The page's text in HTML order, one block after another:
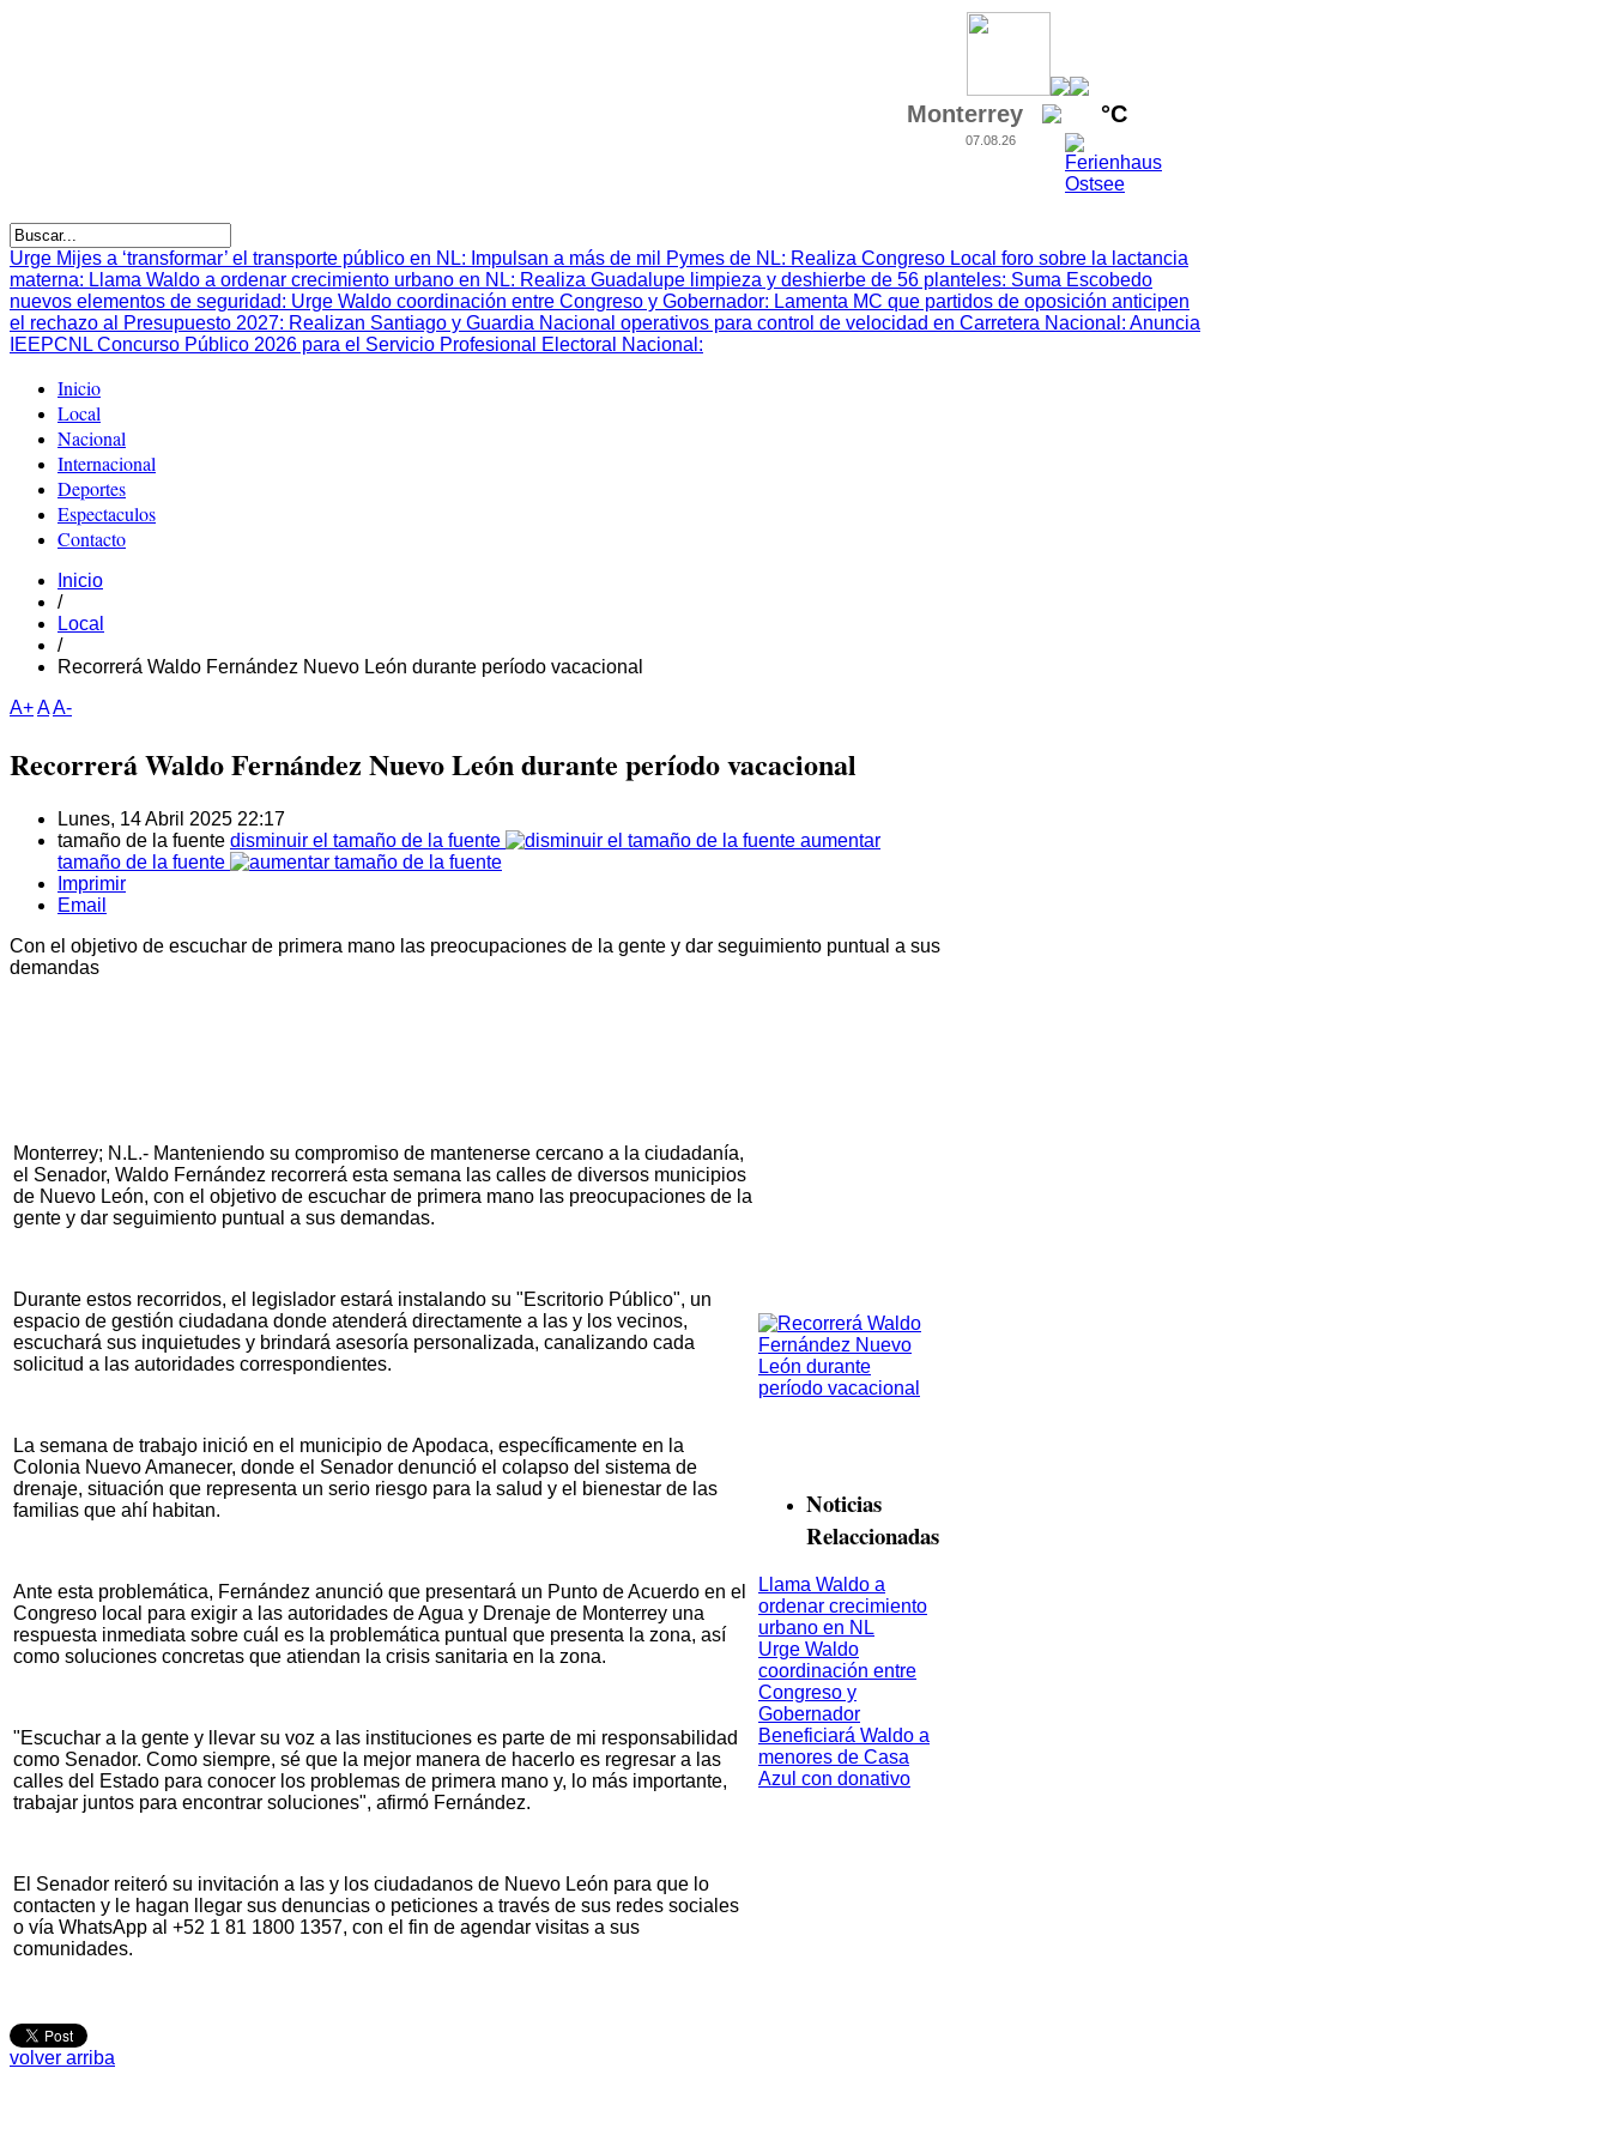
Monterrey °C
07.08.26
Urge Mijes a ‘transformar’ el transporte público en NL: Impulsan a más de mil Pymes de NL: Realiza Congreso Local foro sobre la lactancia
materna: Llama Waldo a ordenar crecimiento urbano en NL: Realiza Guadalupe limpieza y deshierbe de 56 planteles: Suma Escobedo
nuevos elementos de seguridad: Urge Waldo coordinación entre Congreso y Gobernador: Lamenta MC que partidos de oposición anticipen
el rechazo al Presupuesto 2027: Realizan Santiago y Guardia Nacional operativos para control de velocidad en Carretera Nacional : Anuncia
IEEPCNL Concurso Público 2026 para el Servicio Profesional Electoral Nacional :
Inicio
Local
Nacional
Internacional
Deportes
Espectaculos
Contacto
Inicio
/
Local
/
Recorrerá Waldo Fernández Nuevo León durante período vacacional
A+AA-
Recorrerá Waldo Fernández Nuevo León durante período vacacional
Lunes, 14 Abril 2025 22:17
tamaño de la fuente disminuir el tamaño de la fuente
aumentar
tamaño de la fuente
Imprimir
Email
Con el objetivo de escuchar de primera mano las preocupaciones de la gente y dar seguimiento puntual a sus
demandas
Monterrey; N.L.- Manteniendo su compromiso de mantenerse cercano a la ciudadanía,
el Senador, Waldo Fernández recorrerá esta semana las calles de diversos municipios
de Nuevo León, con el objetivo de escuchar de primera mano las preocupaciones de la
gente y dar seguimiento puntual a sus demandas.
Durante estos recorridos, el legislador estará instalando su "Escritorio Público", un
espacio de gestión ciudadana donde atenderá directamente a las y los vecinos,
escuchará sus inquietudes y brindará asesoría personalizada, canalizando cada
solicitud a las autoridades correspondientes.
La semana de trabajo inició en el municipio de Apodaca, específicamente en la
Colonia Nuevo Amanecer, donde el Senador denunció el colapso del sistema de
drenaje, situación que representa un serio riesgo para la salud y el bienestar de las
familias que ahí habitan.
Ante esta problemática, Fernández anunció que presentará un Punto de Acuerdo en el
Congreso local para exigir a las autoridades de Agua y Drenaje de Monterrey una
respuesta inmediata sobre cuál es la problemática puntual que presenta la zona, así
como soluciones concretas que atiendan la crisis sanitaria en la zona.
"Escuchar a la gente y llevar su voz a las instituciones es parte de mi responsabilidad
como Senador. Como siempre, sé que la mejor manera de hacerlo es regresar a las
calles del Estado para conocer los problemas de primera mano y, lo más importante,
trabajar juntos para encontrar soluciones", afirmó Fernández.
El Senador reiteró su invitación a las y los ciudadanos de Nuevo León para que lo
contacten y le hagan llegar sus denuncias o peticiones a través de sus redes sociales
o vía WhatsApp al +52 1 81 1800 1357, con el fin de agendar visitas a sus
comunidades.
Noticias
Relaccionadas
Llama Waldo a
ordenar crecimiento
urbano en NL
Urge Waldo
coordinación entre
Congreso y
Gobernador
Beneficiará Waldo a
menores de Casa
Azul con donativo
volver arriba